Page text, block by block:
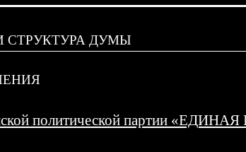
СТРУКТУРА ДУМЫ
политической партии